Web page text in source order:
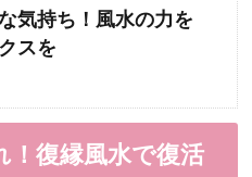
気持ち！風水の力を
スを